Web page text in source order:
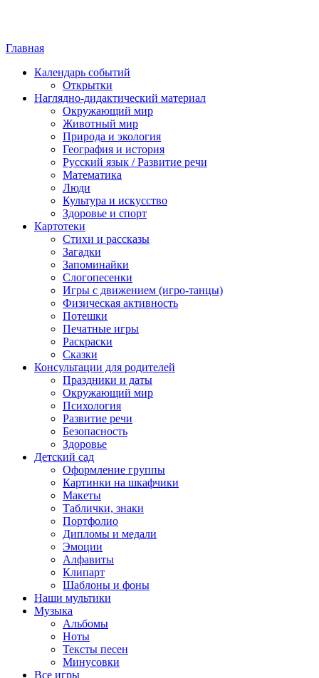
Главная
Календарь событий
Открытки
Наглядно-дидактический материал
Окружающий мир
Животный мир
Природа и экология
География и история
Русский язык / Развитие речи
Математика
Люди
Культура и искусство
Здоровье и спорт
Картотеки
Стихи и рассказы
Загадки
Запоминайки
Слогопесенки
Игры с движением (игро-танцы)
Физическая активность
Потешки
Печатные игры
Раскраски
Сказки
Консультации для родителей
Праздники и даты
Окружающий мир
Психология
Развитие речи
Безопасность
Здоровье
Детский сад
Оформление группы
Картинки на шкафчики
Макеты
Таблички, знаки
Портфолио
Дипломы и медали
Эмоции
Алфавиты
Клипарт
Шаблоны и фоны
Наши мультики
Музыка
Альбомы
Ноты
Тексты песен
Минусовки
Все игры